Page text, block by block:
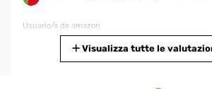
Usuario/a de amazon
Visualizza tutte le